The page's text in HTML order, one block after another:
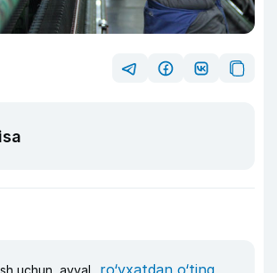
uchun, avval ro‘yxatdan o‘ting